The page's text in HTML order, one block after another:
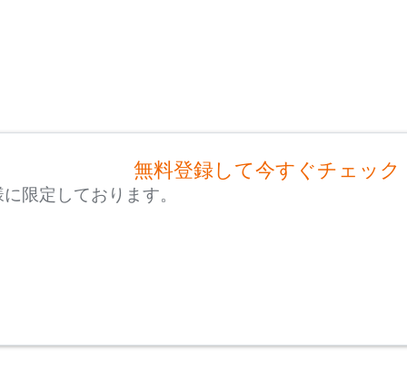
無料登録して今すぐチェック
限定しております。